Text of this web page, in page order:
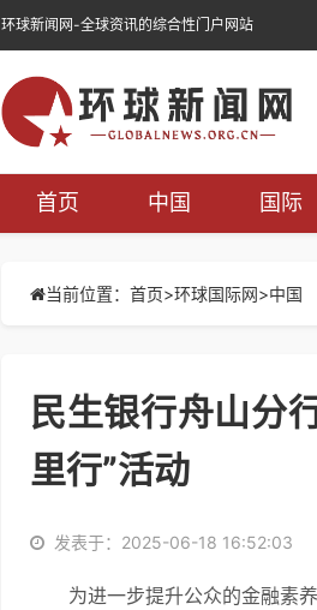
环球新闻网-全球资讯的综合性门户网站
首页 中国 国际
当前位置：首页>环球国际网>中国
民生银行舟山分
里行”活动
发表于：2025-06-18 16:52:03
为进一步提升公众的金融素